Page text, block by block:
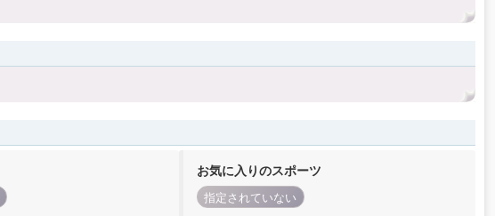
お気に入りのスポーツ
指定されていない